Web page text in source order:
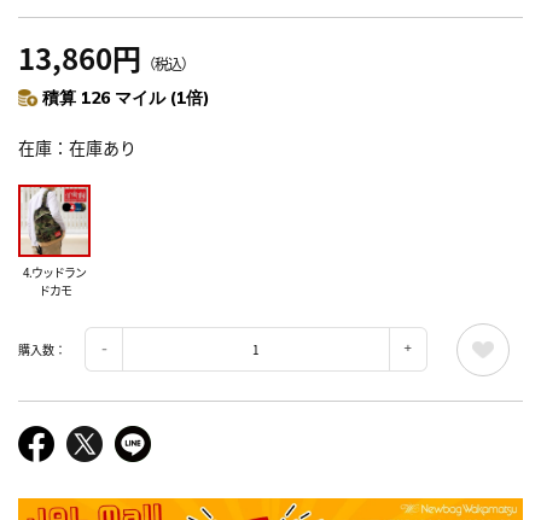
13,860円 （税込）
積算 126 マイル (1倍)
在庫 在庫あり
4.ウッドラン
ドカモ
購入数：